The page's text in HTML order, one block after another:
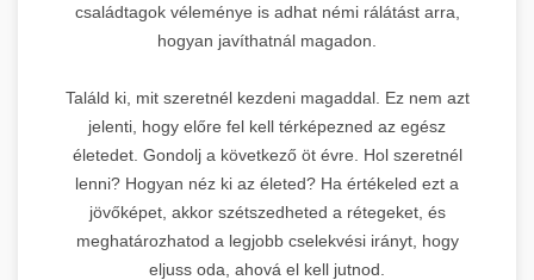
családtagok véleménye is adhat némi rálátást arra,
hogyan javíthatnál magadon.
Találd ki, mit szeretnél kezdeni magaddal. Ez nem azt
jelenti, hogy előre fel kell térképezned az egész
életedet. Gondolj a következő öt évre. Hol szeretnél
lenni? Hogyan néz ki az életed? Ha értékeled ezt a
jövőképet, akkor szétszedheted a rétegeket, és
meghatározhatod a legjobb cselekvési irányt, hogy
eljuss oda, ahová el kell jutnod.